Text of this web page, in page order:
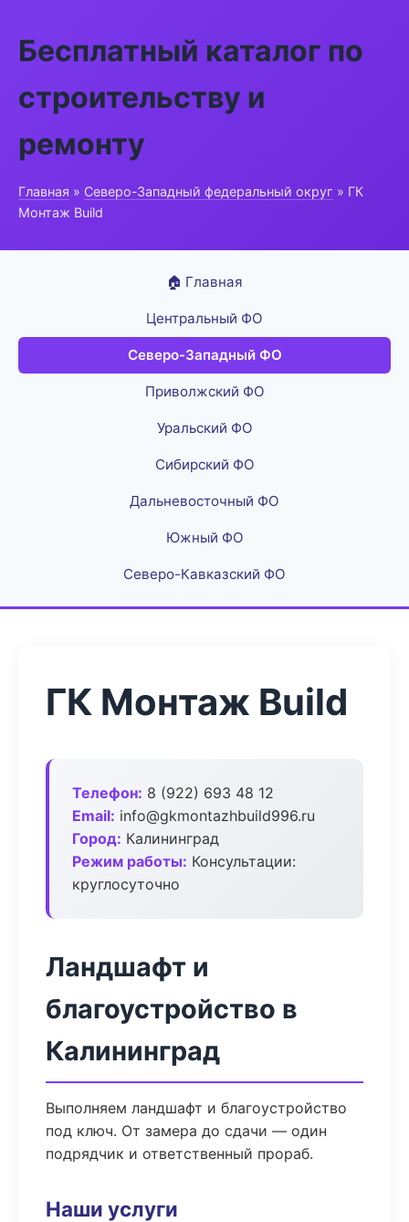
Бесплатный каталог по
строительству и
ремонту
Главная » Северо-Западный федеральный округ » ГК
Монтаж Build
🏠 Главная
Центральный ФО
Северо-Западный ФО
Приволжский ФО
Уральский ФО
Сибирский ФО
Дальневосточный ФО
Южный ФО
Северо-Кавказский ФО
ГК Монтаж Build
Телефон: 8 (922) 693 48 12
Email: info@gkmontazhbuild996.ru
Город: Калининград
Режим работы: Консультации:
круглосуточно
Ландшафт и
благоустройство в
Калининград
Выполняем ландшафт и благоустройство
под ключ. От замера до сдачи — один
подрядчик и ответственный прораб.
Наши услуги